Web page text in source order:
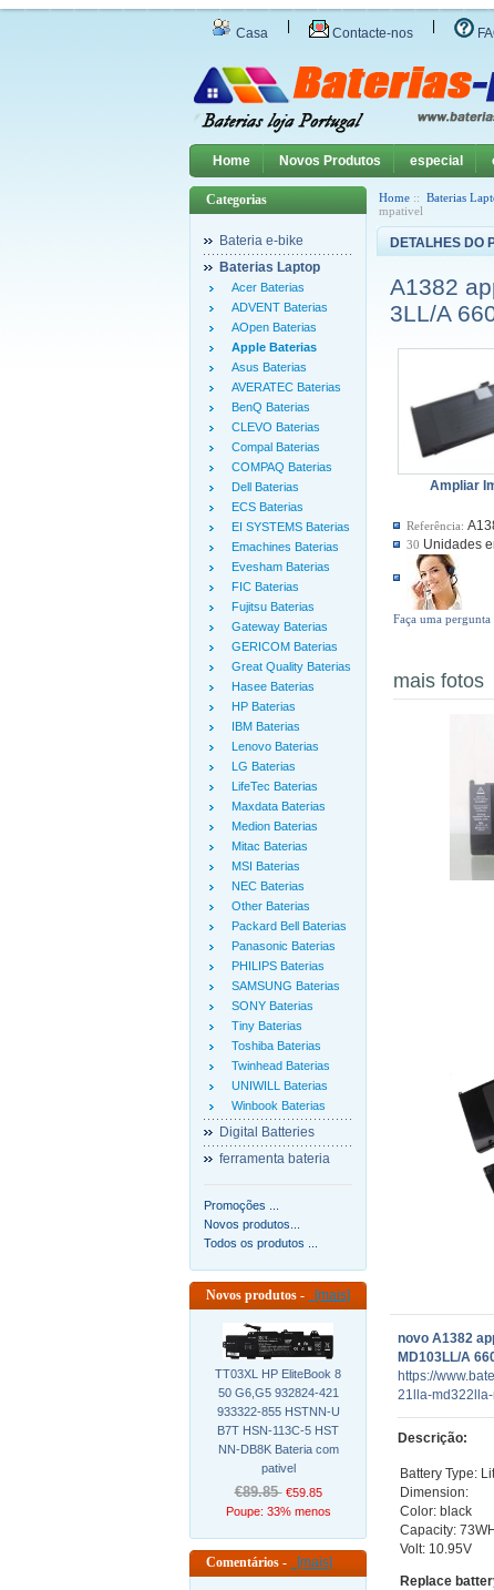
Casa Contacte-nos
Home Novos Produtos especial
Categorias
Bateria e-bike
Baterias Laptop
Acer Baterias
ADVENT Baterias
AOpen Baterias
Apple Baterias
Asus Baterias
AVERATEC Baterias
BenQ Baterias
CLEVO Baterias
Compal Baterias
COMPAQ Baterias
Dell Baterias
ECS Baterias
EI SYSTEMS Baterias
Emachines Baterias
Evesham Baterias
FIC Baterias
Fujitsu Baterias
Gateway Baterias
GERICOM Baterias
Great Quality Baterias
Hasee Baterias
HP Baterias
IBM Baterias
Lenovo Baterias
LG Baterias
LifeTec Baterias
Maxdata Baterias
Medion Baterias
Mitac Baterias
MSI Baterias
NEC Baterias
Other Baterias
Packard Bell Baterias
Panasonic Baterias
PHILIPS Baterias
SAMSUNG Baterias
SONY Baterias
Tiny Baterias
Toshiba Baterias
Twinhead Baterias
UNIWILL Baterias
Winbook Baterias
Digital Batteries
ferramenta bateria
Promoções ...
Novos produtos...
Todos os produtos ...
Novos produtos - [mais]
TT03XL HP EliteBook 8
50 G6,G5 932824-421
933322-855 HSTNN-U
B7T HSN-113C-5 HST
NN-DB8K Bateria com
pativel
€89.85 €59.85
Poupe: 33% menos
Comentários - [mais]
Home :: Baterias
mpativel
DETALHES DO
A1382
3LL/A
Ampliar
Referência:
30 Unidades
Faça uma pergunta
mais fotos
novo A1382
MD103LL/A
https://
21lla-
Descrição:
Battery Type:
Dimension:
Color: black
Capacity:
Volt: 10.95V
Replace